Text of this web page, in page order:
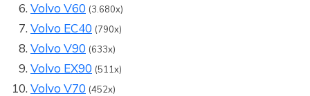
Volvo V60 (3.680x)
Volvo EC40 (790x)
Volvo V90 (633x)
Volvo EX90 (511x)
Volvo V70 (452x)